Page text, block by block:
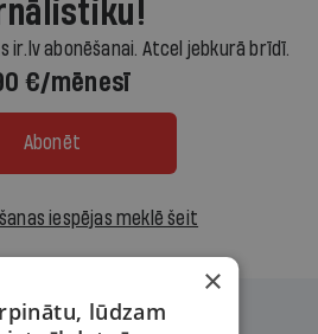
ir.lv abonēšanai. Atcel jebkurā brīdī.
€/mēnesī
Abonēt
iespējas meklē šeit
×
lūdzam